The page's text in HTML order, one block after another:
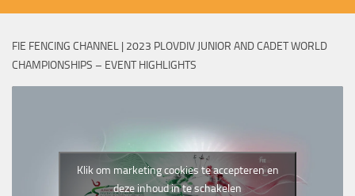
FIE FENCING CHANNEL | 2023 PLOVDIV JUNIOR AND CADET WORLD
CHAMPIONSHIPS – EVENT HIGHLIGHTS
Klik om marketing cookies te accepteren en
deze inhoud in te schakelen